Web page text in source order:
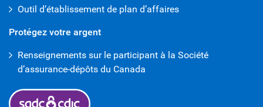
Outil d’établissement de plan d’affaires
Protégez votre argent
Renseignements sur le participant à la Société
d’assurance-dépôts du Canada